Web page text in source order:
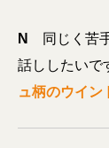
N
同じく苦
話ししたいで
ュ柄のウイン